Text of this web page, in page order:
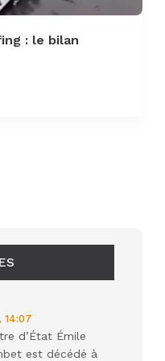
: le bilan
14:07
d’État Émile
est décédé à